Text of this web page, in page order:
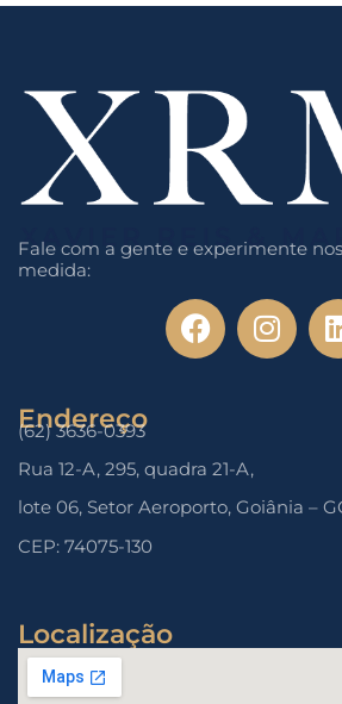
Fale com a gente e experimente
medida:
Endereço
(62) 3636-0393
Rua 12-A, 295, quadra 21-A,
lote 06, Setor Aeroporto, Goiânia –
CEP: 74075-130
Localização